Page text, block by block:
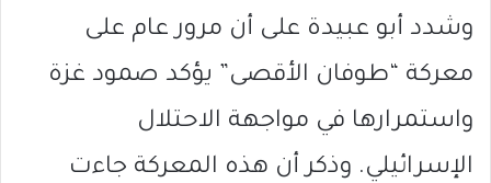
وشدد أبو عبيدة على أن مرور عام على
معركة “طوفان الأقصى” يؤكد صمود غزة
واستمرارها في مواجهة الاحتلال
الإسرائيلي. وذكر أن هذه المعركة جاءت